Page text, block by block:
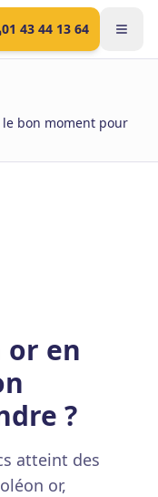
01 43 44 13 64
le bon moment pour
or en
?
atteint des
or,